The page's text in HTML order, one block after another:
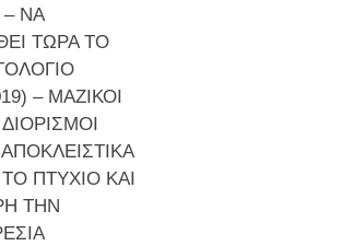
– ΝΑ
ΤΩΡΑ ΤΟ
– ΜΑΖΙΚΟΙ
ΠΤΥΧΙΟ ΚΑΙ
ΤΗΝ